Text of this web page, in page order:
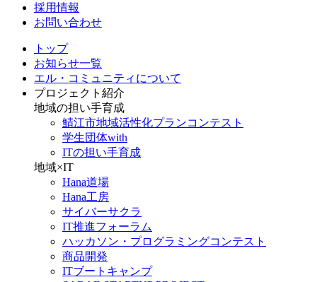
採用情報
お問い合わせ
トップ
お知らせ一覧
エル・コミュニティについて
プロジェクト紹介
地域の担い手育成
鯖江市地域活性化プランコンテスト
学生団体with
ITの担い手育成
地域×IT
Hana道場
Hana工房
サイバーサクラ
IT推進フォーラム
ハッカソン・プログラミングコンテスト
商品開発
ITブートキャンプ